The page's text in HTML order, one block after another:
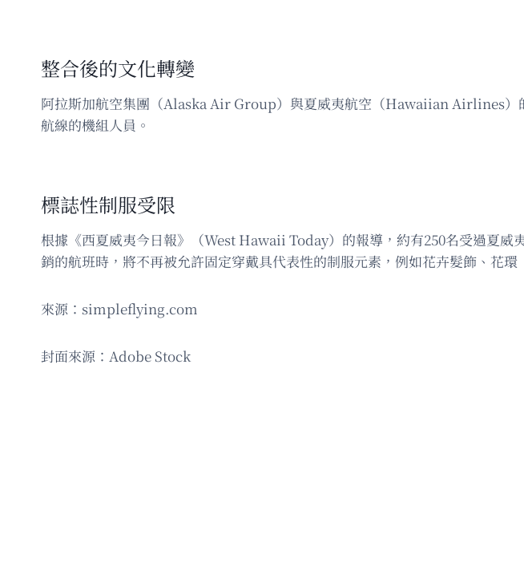
整合後的文化轉變
阿拉斯加航空集團（Alaska Air Group）與夏威夷航空（Hawaiian Airlines）
航線的機組人員。
標誌性制服受限
根據《西夏威夷今日報》（West Hawaii Today）的報導，約有250名受過夏
銷的航班時，將不再被允許固定穿戴具代表性的制服元素，例如花卉髮飾、花
來源：simpleflying.com
封面來源：Adobe Stock